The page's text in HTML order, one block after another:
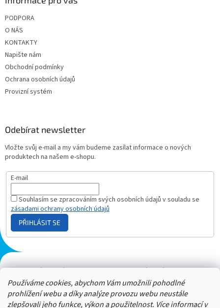
Používáme cookies, abychom Vám umožnili pohodlné
prohlížení webu a díky analýze provozu webu neustále
zlepšovali jeho funkce, výkon a použitelnost. Více informací v
PODPORA
O NÁS
KONTAKTY
Napište nám
Obchodní podmínky
Ochrana osobních údajů
Provizní systém
Odebírat newsletter
Vložte svůj e-mail a my vám budeme zasílat informace o nových
produktech na našem e-shopu.
E-mail
Souhlasím se zpracováním svých osobních údajů v souladu se
zásadami ochrany osobních údajů
PŘIHLÁSIT SE
Plazmový generátor.cz Heureka - hodnocení Solárne panely.sk
Parasite zapper